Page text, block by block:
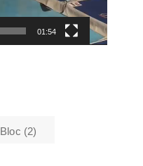
01:54
Bloc (2)